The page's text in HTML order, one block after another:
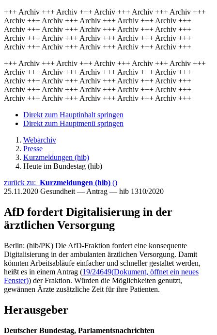
+++ Archiv +++ Archiv +++ Archiv +++ Archiv +++ Archiv +++
Archiv +++ Archiv +++ Archiv +++ Archiv +++ Archiv +++
Archiv +++ Archiv +++ Archiv +++ Archiv +++ Archiv +++
Archiv +++ Archiv +++ Archiv +++ Archiv +++ Archiv +++
Archiv +++ Archiv +++ Archiv +++ Archiv +++ Archiv +++
+++ Archiv +++ Archiv +++ Archiv +++ Archiv +++ Archiv +++
Archiv +++ Archiv +++ Archiv +++ Archiv +++ Archiv +++
Archiv +++ Archiv +++ Archiv +++ Archiv +++ Archiv +++
Archiv +++ Archiv +++ Archiv +++ Archiv +++ Archiv +++
Archiv +++ Archiv +++ Archiv +++ Archiv +++ Archiv +++
Direkt zum Hauptinhalt springen
Direkt zum Hauptmenü springen
Webarchiv
Presse
Kurzmeldungen (hib)
Heute im Bundestag (hib)
zurück zu: Kurzmeldungen (hib) ()
25.11.2020 Gesundheit — Antrag — hib 1310/2020
AfD fordert Digitalisierung in der
ärztlichen Versorgung
Berlin: (hib/PK) Die AfD-Fraktion fordert eine konsequente
Digitalisierung in der ambulanten ärztlichen Versorgung. Damit
könnten Arbeitsabläufe einfacher und schneller gestaltet werden,
heißt es in einem Antrag (19/24649(Dokument, öffnet ein neues
Fenster)) der Fraktion. Würden die Möglichkeiten genutzt,
gewännen Ärzte zusätzliche Zeit für ihre Patienten.
Herausgeber
Deutscher Bundestag, Parlamentsnachrichten